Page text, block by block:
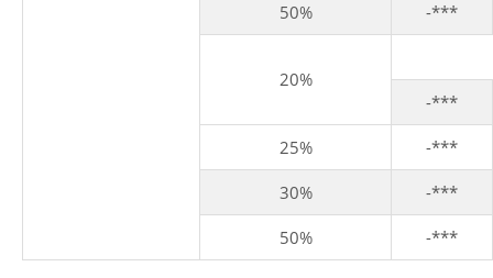
50% -***
20%
-***
25% -***
30% -***
50% -***